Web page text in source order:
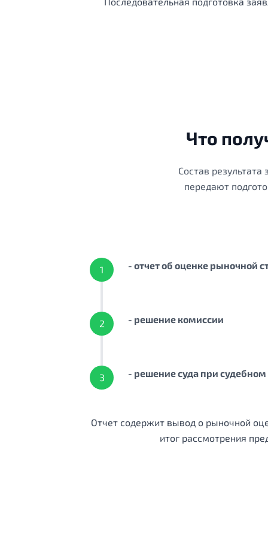
Что
Состав
передают
1 - отчет об оценке рыночной
2 - решение комиссии
3 - решение суда при
Отчет содержит вывод о рыночной
итог рассмотрения